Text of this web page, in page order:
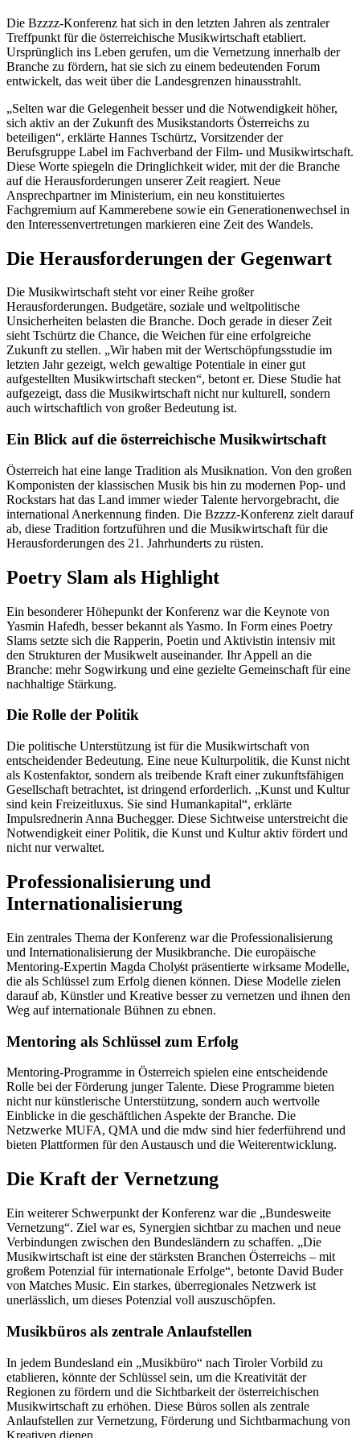
Die Bzzzz-Konferenz hat sich in den letzten Jahren als zentraler
Treffpunkt für die österreichische Musikwirtschaft etabliert.
Ursprünglich ins Leben gerufen, um die Vernetzung innerhalb der
Branche zu fördern, hat sie sich zu einem bedeutenden Forum
entwickelt, das weit über die Landesgrenzen hinausstrahlt.
„Selten war die Gelegenheit besser und die Notwendigkeit höher,
sich aktiv an der Zukunft des Musikstandorts Österreichs zu
beteiligen“, erklärte Hannes Tschürtz, Vorsitzender der
Berufsgruppe Label im Fachverband der Film- und Musikwirtschaft.
Diese Worte spiegeln die Dringlichkeit wider, mit der die Branche
auf die Herausforderungen unserer Zeit reagiert. Neue
Ansprechpartner im Ministerium, ein neu konstituiertes
Fachgremium auf Kammerebene sowie ein Generationenwechsel in
den Interessenvertretungen markieren eine Zeit des Wandels.
Die Herausforderungen der Gegenwart
Die Musikwirtschaft steht vor einer Reihe großer
Herausforderungen. Budgetäre, soziale und weltpolitische
Unsicherheiten belasten die Branche. Doch gerade in dieser Zeit
sieht Tschürtz die Chance, die Weichen für eine erfolgreiche
Zukunft zu stellen. „Wir haben mit der Wertschöpfungsstudie im
letzten Jahr gezeigt, welch gewaltige Potentiale in einer gut
aufgestellten Musikwirtschaft stecken“, betont er. Diese Studie hat
aufgezeigt, dass die Musikwirtschaft nicht nur kulturell, sondern
auch wirtschaftlich von großer Bedeutung ist.
Ein Blick auf die österreichische Musikwirtschaft
Österreich hat eine lange Tradition als Musiknation. Von den großen
Komponisten der klassischen Musik bis hin zu modernen Pop- und
Rockstars hat das Land immer wieder Talente hervorgebracht, die
international Anerkennung finden. Die Bzzzz-Konferenz zielt darauf
ab, diese Tradition fortzuführen und die Musikwirtschaft für die
Herausforderungen des 21. Jahrhunderts zu rüsten.
Poetry Slam als Highlight
Ein besonderer Höhepunkt der Konferenz war die Keynote von
Yasmin Hafedh, besser bekannt als Yasmo. In Form eines Poetry
Slams setzte sich die Rapperin, Poetin und Aktivistin intensiv mit
den Strukturen der Musikwelt auseinander. Ihr Appell an die
Branche: mehr Sogwirkung und eine gezielte Gemeinschaft für eine
nachhaltige Stärkung.
Die Rolle der Politik
Die politische Unterstützung ist für die Musikwirtschaft von
entscheidender Bedeutung. Eine neue Kulturpolitik, die Kunst nicht
als Kostenfaktor, sondern als treibende Kraft einer zukunftsfähigen
Gesellschaft betrachtet, ist dringend erforderlich. „Kunst und Kultur
sind kein Freizeitluxus. Sie sind Humankapital“, erklärte
Impulsrednerin Anna Buchegger. Diese Sichtweise unterstreicht die
Notwendigkeit einer Politik, die Kunst und Kultur aktiv fördert und
nicht nur verwaltet.
Professionalisierung und
Internationalisierung
Ein zentrales Thema der Konferenz war die Professionalisierung
und Internationalisierung der Musikbranche. Die europäische
Mentoring-Expertin Magda Choly̸st präsentierte wirksame Modelle,
die als Schlüssel zum Erfolg dienen können. Diese Modelle zielen
darauf ab, Künstler und Kreative besser zu vernetzen und ihnen den
Weg auf internationale Bühnen zu ebnen.
Mentoring als Schlüssel zum Erfolg
Mentoring-Programme in Österreich spielen eine entscheidende
Rolle bei der Förderung junger Talente. Diese Programme bieten
nicht nur künstlerische Unterstützung, sondern auch wertvolle
Einblicke in die geschäftlichen Aspekte der Branche. Die
Netzwerke MUFA, QMA und die mdw sind hier federführend und
bieten Plattformen für den Austausch und die Weiterentwicklung.
Die Kraft der Vernetzung
Ein weiterer Schwerpunkt der Konferenz war die „Bundesweite
Vernetzung“. Ziel war es, Synergien sichtbar zu machen und neue
Verbindungen zwischen den Bundesländern zu schaffen. „Die
Musikwirtschaft ist eine der stärksten Branchen Österreichs – mit
großem Potenzial für internationale Erfolge“, betonte David Buder
von Matches Music. Ein starkes, überregionales Netzwerk ist
unerlässlich, um dieses Potenzial voll auszuschöpfen.
Musikbüros als zentrale Anlaufstellen
In jedem Bundesland ein „Musikbüro“ nach Tiroler Vorbild zu
etablieren, könnte der Schlüssel sein, um die Kreativität der
Regionen zu fördern und die Sichtbarkeit der österreichischen
Musikwirtschaft zu erhöhen. Diese Büros sollen als zentrale
Anlaufstellen zur Vernetzung, Förderung und Sichtbarmachung von
Kreativen dienen.